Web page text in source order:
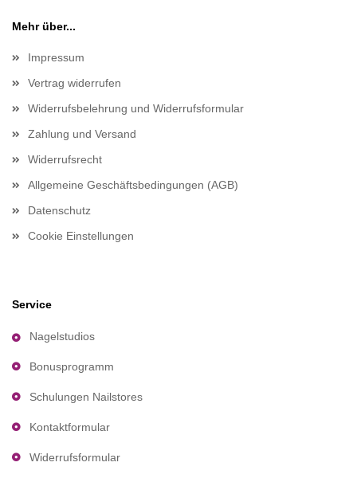
Mehr über...
Impressum
Vertrag widerrufen
Widerrufsbelehrung und Widerrufsformular
Zahlung und Versand
Widerrufsrecht
Allgemeine Geschäftsbedingungen (AGB)
Datenschutz
Cookie Einstellungen
Service
Nagelstudios
Bonusprogramm
Schulungen Nailstores
Kontaktformular
Widerrufsformular